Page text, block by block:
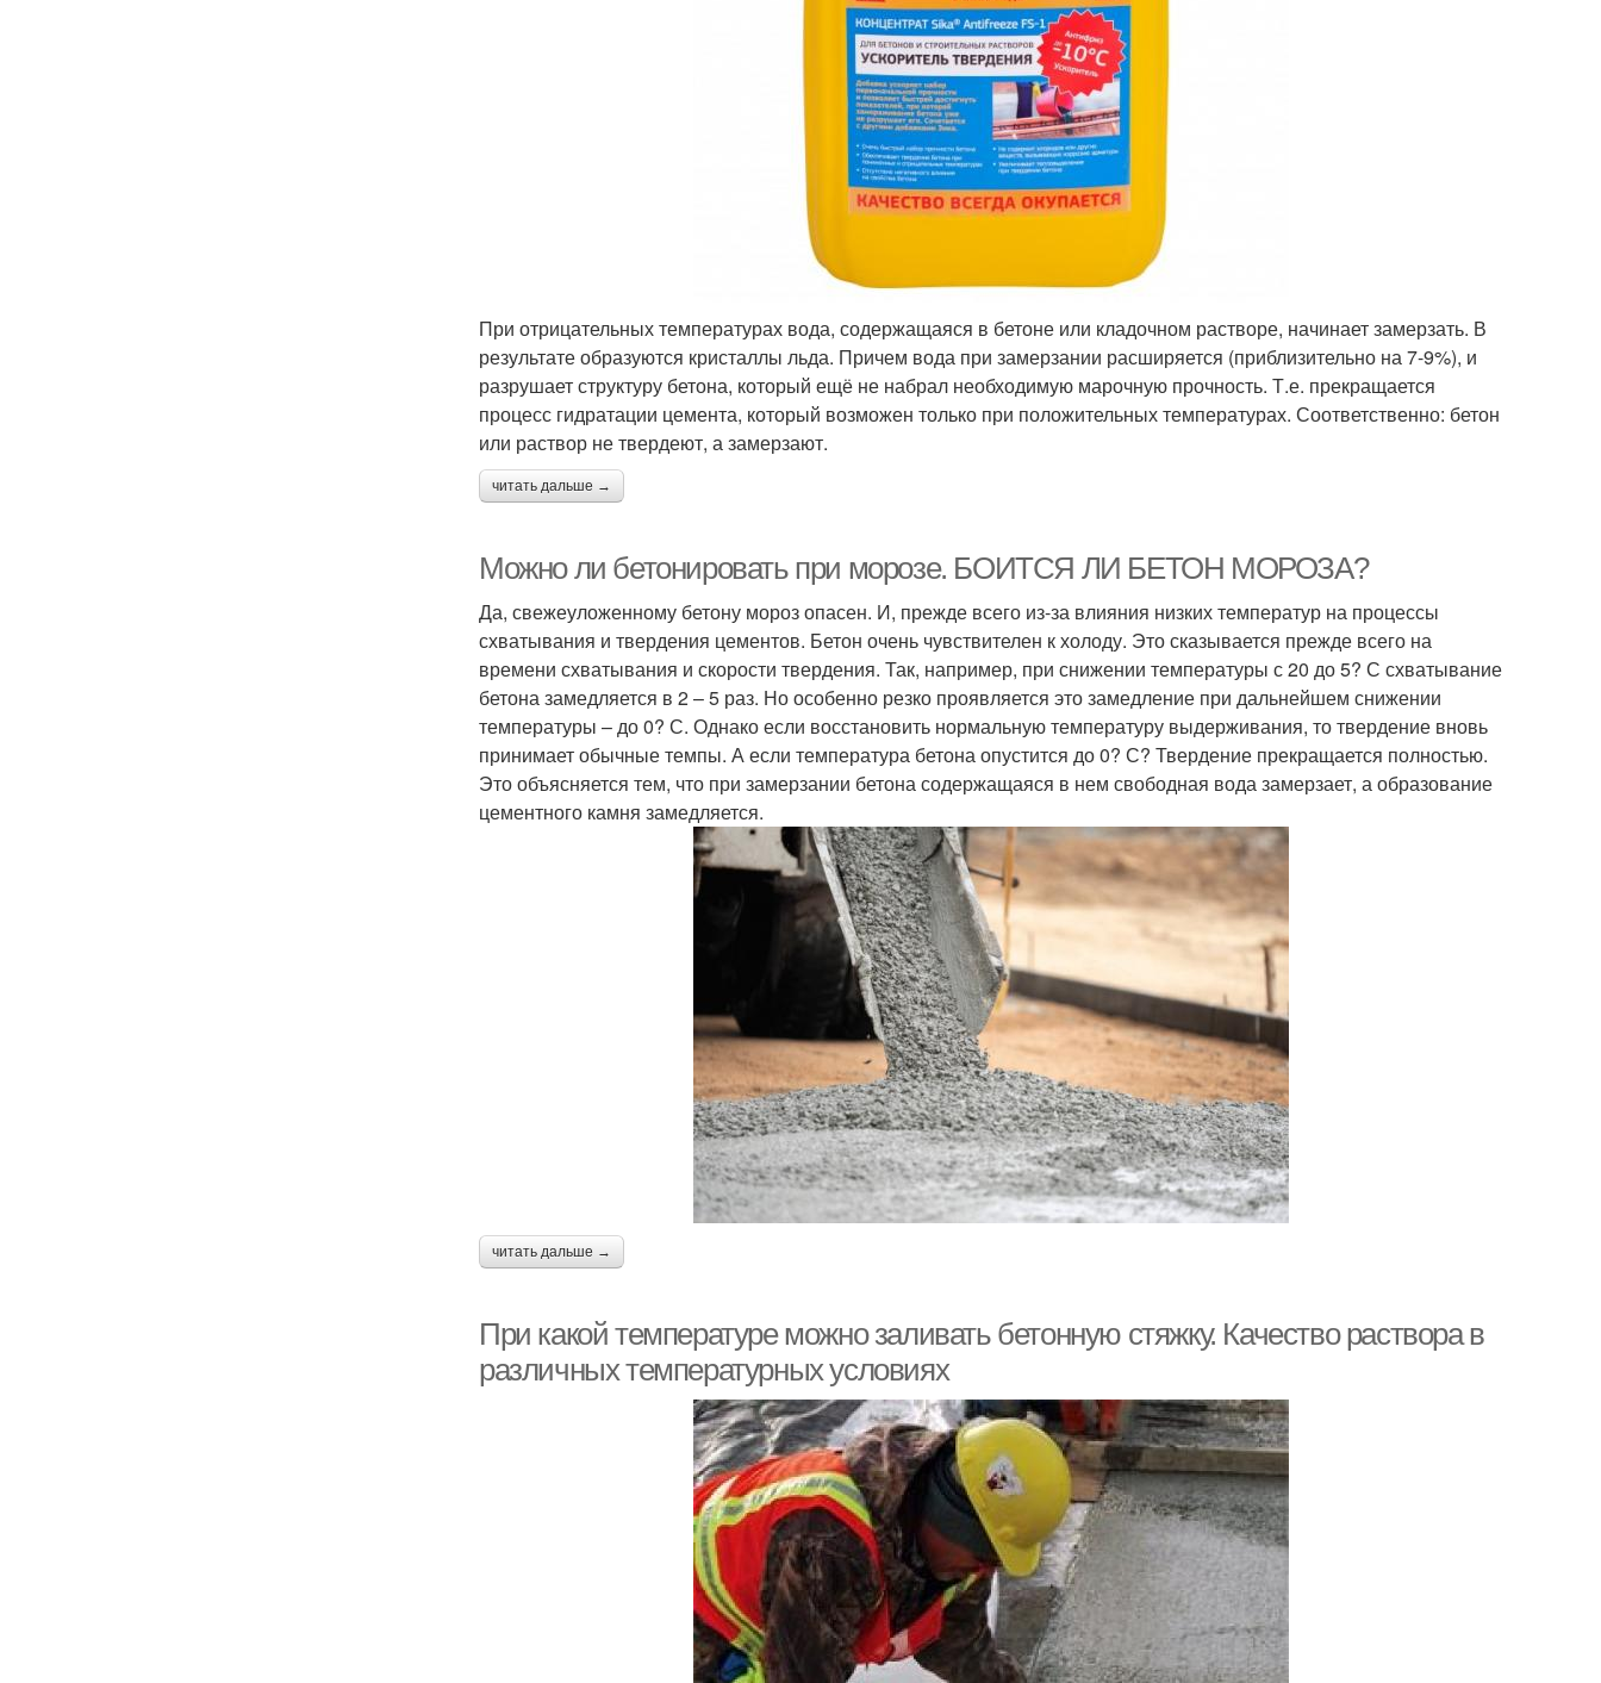
При отрицательных температурах вода, содержащаяся в бетоне или кладочном растворе, начинает замерзать. В
результате образуются кристаллы льда. Причем вода при замерзании расширяется (приблизительно на 7-9%), и
разрушает структуру бетона, который ещё не набрал необходимую марочную прочность. Т.е. прекращается
процесс гидратации цемента, который возможен только при положительных температурах. Соответственно: бетон
или раствор не твердеют, а замерзают.
читать дальше →
Можно ли бетонировать при морозе. БОИТСЯ ЛИ БЕТОН МОРОЗА?
Да, свежеуложенному бетону мороз опасен. И, прежде всего из-за влияния низких температур на процессы
схватывания и твердения цементов. Бетон очень чувствителен к холоду. Это сказывается прежде всего на
времени схватывания и скорости твердения. Так, например, при снижении температуры с 20 до 5? С схватывание
бетона замедляется в 2 – 5 раз. Но особенно резко проявляется это замедление при дальнейшем снижении
температуры – до 0? С. Однако если восстановить нормальную температуру выдерживания, то твердение вновь
принимает обычные темпы. А если температура бетона опустится до 0? С? Твердение прекращается полностью.
Это объясняется тем, что при замерзании бетона содержащаяся в нем свободная вода замерзает, а образование
цементного камня замедляется.
читать дальше →
При какой температуре можно заливать бетонную стяжку. Качество раствора в
различных температурных условиях